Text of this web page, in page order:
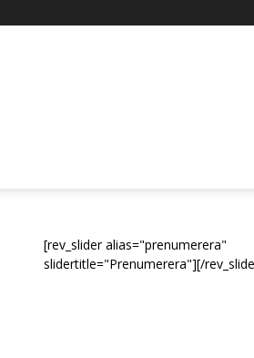
[rev_slider alias="prenumerera"
slidertitle="Prenumerera"][/